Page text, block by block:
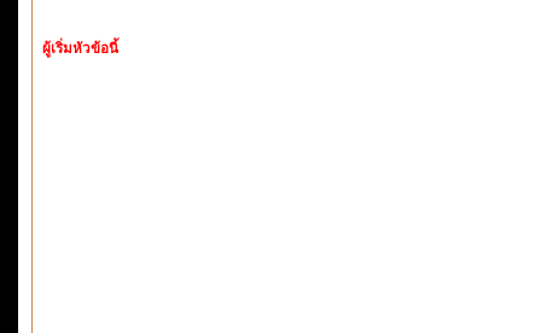
ผู้เริ่มหัวข้อนี้